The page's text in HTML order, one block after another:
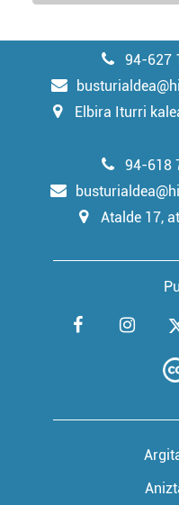
94-627
Elbira Iturri
94-618
Atalde 17,